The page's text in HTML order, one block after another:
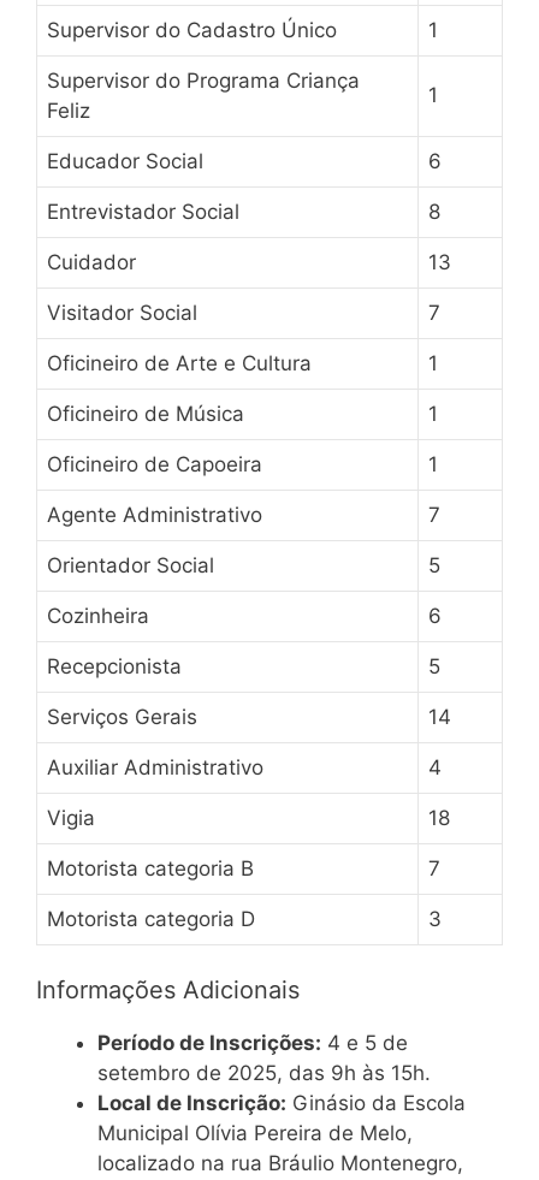
Supervisor do Cadastro Único 1
Supervisor do Programa Criança
Feliz
1
Educador Social 6
Entrevistador Social 8
Cuidador 13
Visitador Social 7
Oficineiro de Arte e Cultura 1
Oficineiro de Música 1
Oficineiro de Capoeira 1
Agente Administrativo 7
Orientador Social 5
Cozinheira 6
Recepcionista 5
Serviços Gerais 14
Auxiliar Administrativo 4
Vigia 18
Motorista categoria B 7
Motorista categoria D 3
Informações Adicionais
Período de Inscrições: 4 e 5 de
setembro de 2025, das 9h às 15h.
Local de Inscrição: Ginásio da Escola
Municipal Olívia Pereira de Melo,
localizado na rua Bráulio Montenegro,